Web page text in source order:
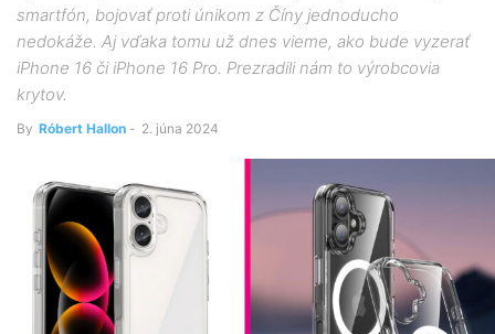
smartfón, bojovať proti únikom z Číny jednoducho
nedokáže. Aj vďaka tomu už dnes vieme, ako bude vyzerať
iPhone 16 či iPhone 16 Pro. Prezradili nám to výrobcovia
krytov.
By Róbert Hallon - 2. júna 2024